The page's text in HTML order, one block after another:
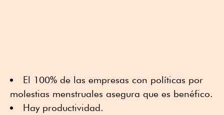
El 100% de las empresas con políticas por
molestias menstruales asegura que es benéfico.
Hay productividad.